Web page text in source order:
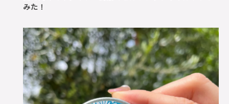
みた！